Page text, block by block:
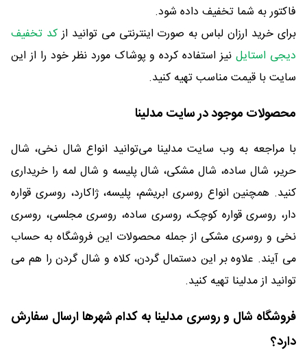
فاکتور به شما تخفیف داده شود.
برای خرید ارزان لباس به صورت اینترنتی می توانید ازکد تخفیف
دیجی استایلنیز استفاده کرده و پوشاک مورد نظر خود را از این
سایت با قیمت مناسب تهیه کنید.
محصولات موجود در سایت مدلینا
با مراجعه به وب سایت مدلینا می‌توانید انواع شال نخی، شال
حریر، شال ساده، شال مشکی، شال پلیسه و شال لمه را خریداری
کنید. همچنین انواع روسری ابریشم، پلیسه، ژاکارد، روسری قواره
دار، روسری قواره کوچک، روسری ساده، روسری مجلسی، روسری
نخی و روسری مشکی از جمله محصولات این فروشگاه به حساب
می آیند. علاوه بر این دستمال گردن، کلاه و شال گردن را هم می
توانید از مدلینا تهیه کنید.
فروشگاه شال و روسری مدلینا به کدام شهرها ارسال سفارش
دارد؟